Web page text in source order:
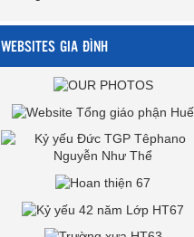
WEBSITES GIA ĐÌNH